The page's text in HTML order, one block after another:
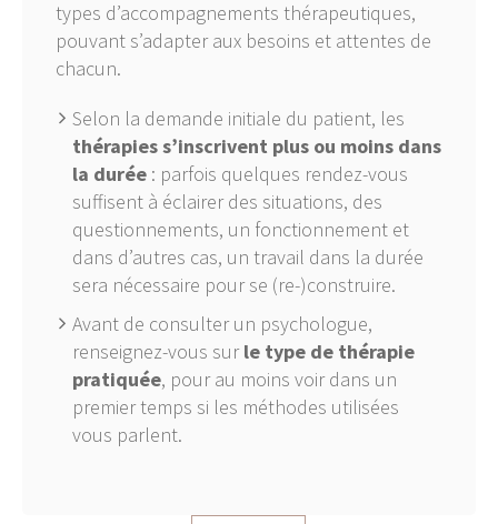
types d’accompagnements thérapeutiques,
pouvant s’adapter aux besoins et attentes de
chacun.
Selon la demande initiale du patient, les
thérapies s’inscrivent plus ou moins dans
la durée : parfois quelques rendez-vous
suffisent à éclairer des situations, des
questionnements, un fonctionnement et
dans d’autres cas, un travail dans la durée
sera nécessaire pour se (re-)construire.
Avant de consulter un psychologue,
renseignez-vous surle type de thérapie
pratiquée, pour au moins voir dans un
premier temps si les méthodes utilisées
vous parlent.